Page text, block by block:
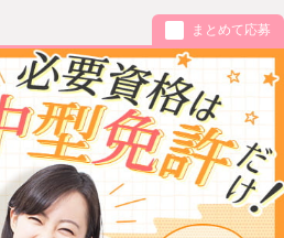
まとめて応募